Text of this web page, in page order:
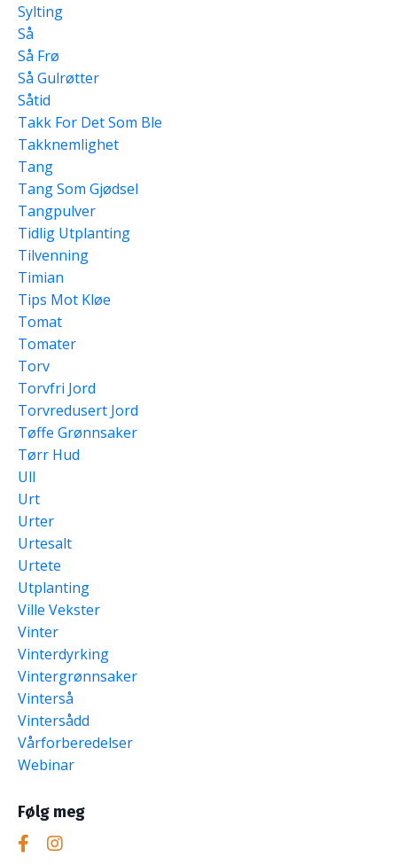
Sylting
Så
Så Frø
Så Gulrøtter
Såtid
Takk For Det Som Ble
Takknemlighet
Tang
Tang Som Gjødsel
Tangpulver
Tidlig Utplanting
Tilvenning
Timian
Tips Mot Kløe
Tomat
Tomater
Torv
Torvfri Jord
Torvredusert Jord
Tøffe Grønnsaker
Tørr Hud
Ull
Urt
Urter
Urtesalt
Urtete
Utplanting
Ville Vekster
Vinter
Vinterdyrking
Vintergrønnsaker
Vinterså
Vintersådd
Vårforberedelser
Webinar
Følg meg